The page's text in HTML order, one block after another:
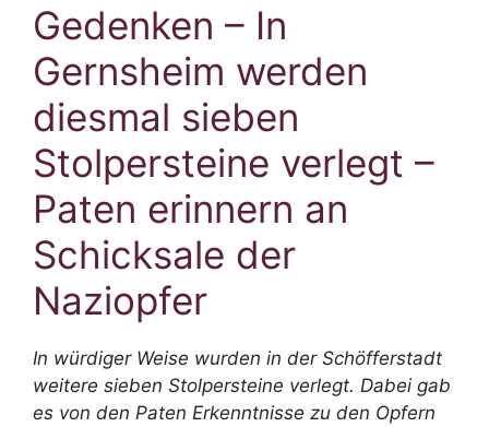
Gedenken – In
Gernsheim werden
diesmal sieben
Stolpersteine verlegt –
Paten erinnern an
Schicksale der
Naziopfer
In würdiger Weise wurden in der Schöfferstadt
weitere sieben Stolpersteine verlegt. Dabei gab
es von den Paten Erkenntnisse zu den Opfern